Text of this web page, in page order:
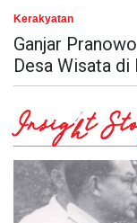
Kerakyatan
Ganjar
Desa Wisata di
Insight